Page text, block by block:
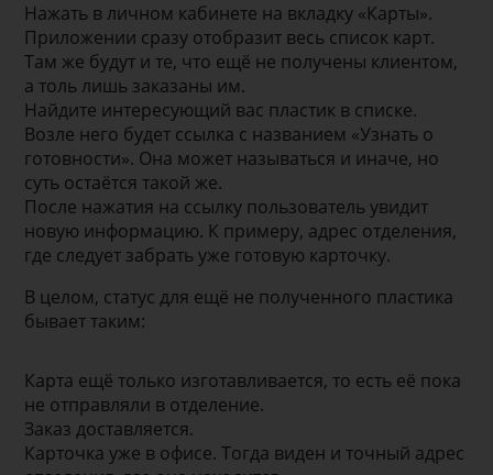
Нажать в личном кабинете на вкладку «Карты».
Приложении сразу отобразит весь список карт.
Там же будут и те, что ещё не получены клиентом,
а толь лишь заказаны им.
Найдите интересующий вас пластик в списке.
Возле него будет ссылка с названием «Узнать о
готовности». Она может называться и иначе, но
суть остаётся такой же.
После нажатия на ссылку пользователь увидит
новую информацию. К примеру, адрес отделения,
где следует забрать уже готовую карточку.
В целом, статус для ещё не полученного пластика
бывает таким:
Карта ещё только изготавливается, то есть её пока
не отправляли в отделение.
Заказ доставляется.
Карточка уже в офисе. Тогда виден и точный адрес